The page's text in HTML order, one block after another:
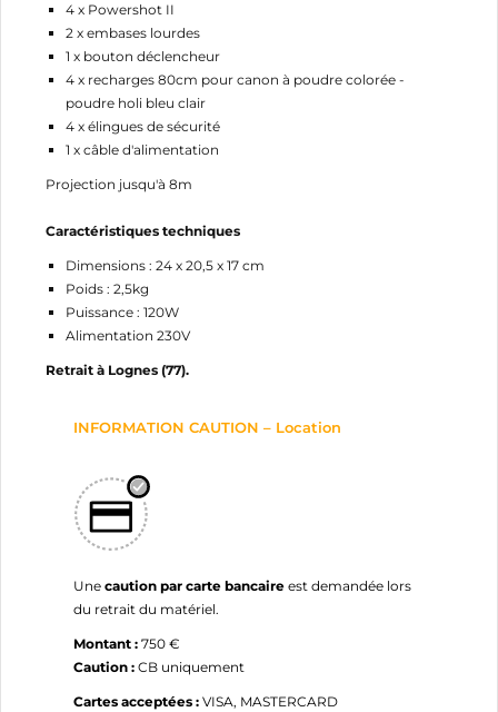
4 x Powershot II
2 x embases lourdes
1 x bouton déclencheur
4 x recharges 80cm pour canon à poudre colorée -
poudre holi bleu clair
4 x élingues de sécurité
1 x câble d'alimentation
Projection jusqu'à 8m
Caractéristiques techniques
Dimensions : 24 x 20,5 x 17 cm
Poids : 2,5kg
Puissance : 120W
Alimentation 230V
Retrait à Lognes (77).
INFORMATION CAUTION – Location
Une caution par carte bancaire est demandée lors
du retrait du matériel.
Montant : 750 €
Caution : CB uniquement
Cartes acceptées : VISA, MASTERCARD